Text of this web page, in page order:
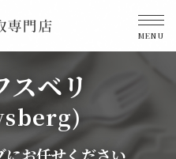
MENU
スベリ
にお任せください